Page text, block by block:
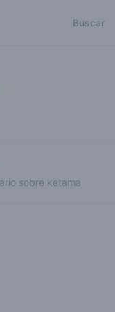
Buscar
sobre ketama